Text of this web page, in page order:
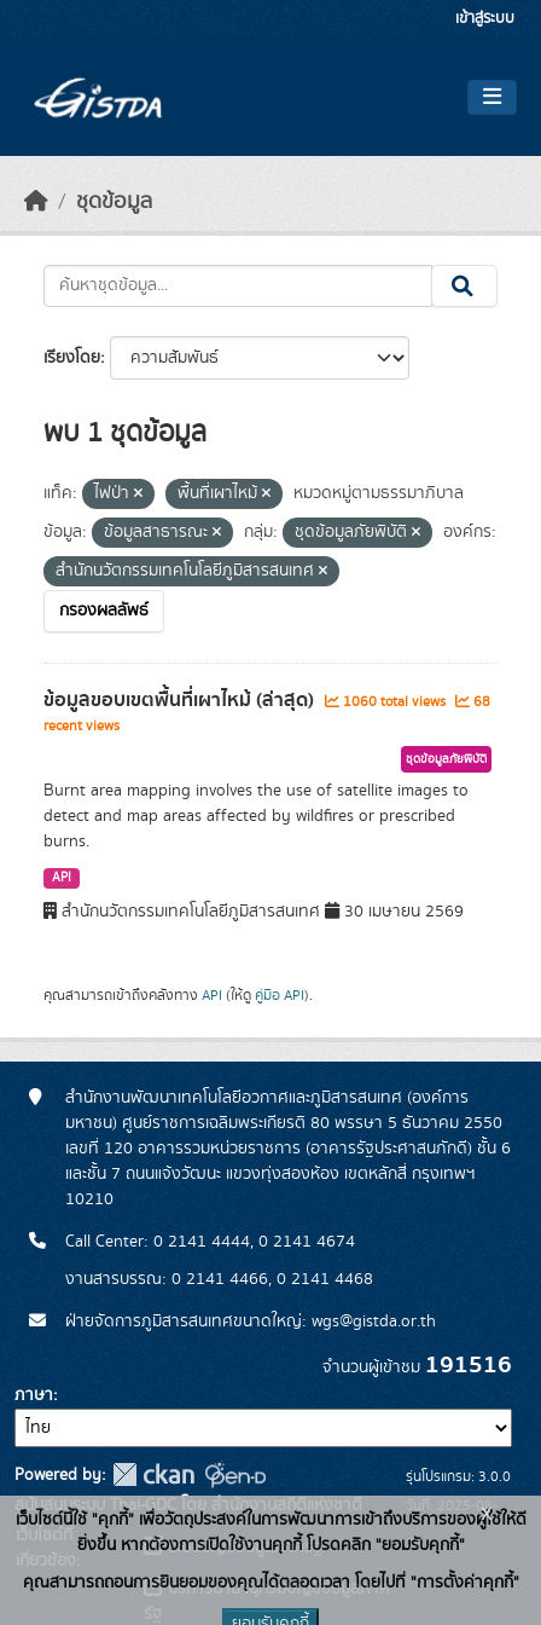
เข้าสู่ระบบ
ชุดข้อมูล
เรียงโดย
พบ 1 ชุดข้อมูล
แท็ค: ไฟป่า พื้นที่เผาไหม้
หมวดหมู่ตามธรรมาภิบาล
ข้อมูล:
ข้อมูลสาธารณะ กลุ่ม: ชุดข้อมูลภัยพิบัติ
องค์กร:
สำนักนวัตกรรมเทคโนโลยีภูมิสารสนเทศ
กรองผลลัพธ์
ข้อมูลขอบเขตพื้นที่เผาไหม้ (ล่าสุด) 1060 total views
68
recent views
ชุดข้อมูลภัยพิบัติ
Burnt area mapping involves the use of satellite images to
detect and map areas affected by wildfires or prescribed
burns.
API
สำนักนวัตกรรมเทคโนโลยีภูมิสารสนเทศ 30 เมษายน 2569
คุณสามารถเข้าถึงคลังทาง API (ให้ดู คู่มือ API).
สำนักงานพัฒนาเทคโนโลยีอวกาศและภูมิสารสนเทศ (องค์การ
มหาชน) ศูนย์ราชการเฉลิมพระเกียรติ 80 พรรษา 5 ธันวาคม 2550
เลขที่ 120 อาคารรวมหน่วยราชการ (อาคารรัฐประศาสนภักดี) ชั้น 6
และชั้น 7 ถนนแจ้งวัฒนะ แขวงทุ่งสองห้อง เขตหลักสี่ กรุงเทพฯ
10210
Call Center: 0 2141 4444, 0 2141 4674
งานสารบรรณ: 0 2141 4466, 0 2141 4468
ฝ่ายจัดการภูมิสารสนเทศขนาดใหญ่: wgs@gistda.or.th
จำนวนผู้เข้าชม 191516
ภาษา
Powered by:
สนับสนุนระบบ Thai-GDC โดย สำนักงานสถิติแห่งชาติ
เว็บไซต์ที่
เกี่ยวข้อง:
ระบบบัญชีข้อมูลภาครัฐ
บริการนามานุกรมบัญชีข้อมูลภาค
รุ่นโปรแกรม: 3.0.0
วันที่: 2025-06-
26
เว็บไซต์นี้ใช้ "คุกกี้" เพื่อวัตถุประสงค์ในการพัฒนาการเข้าถึงบริการของผู้ใช้ให้ดี
ยิ่งขึ้น หากต้องการเปิดใช้งานคุกกี้ โปรดคลิก "ยอมรับคุกกี้"
คุณสามารถถอนการยินยอมของคุณได้ตลอดเวลา โดยไปที่ "การตั้งค่าคุกกี้"
x